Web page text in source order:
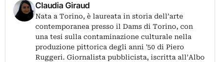
Claudia Giraud
Nata a Torino, è laureata in storia dell’arte
contemporanea presso il Dams di Torino, con
una tesi sulla contaminazione culturale nella
produzione pittorica degli anni '50 di Piero
Ruggeri. Giornalista pubblicista, iscritta all’Albo